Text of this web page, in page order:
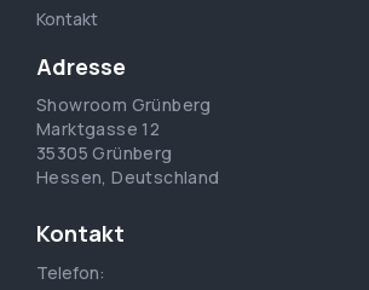
Kontakt
Kontakt
Telefon:
Adresse
Showroom Grünberg
Marktgasse 12
35305 Grünberg
Hessen, Deutschland